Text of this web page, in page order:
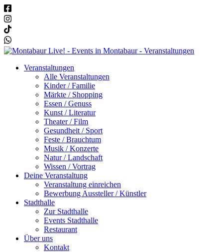
Veranstaltungen
Alle Veranstaltungen
Kinder / Familie
Märkte / Shopping
Essen / Genuss
Kunst / Literatur
Theater / Film
Gesundheit / Sport
Feste / Brauchtum
Musik / Konzerte
Natur / Landschaft
Wissen / Vortrag
Deine Veranstaltung
Veranstaltung einreichen
Bewerbung Aussteller / Künstler
Stadthalle
Zur Stadthalle
Events Stadthalle
Restaurant
Über uns
Kontakt